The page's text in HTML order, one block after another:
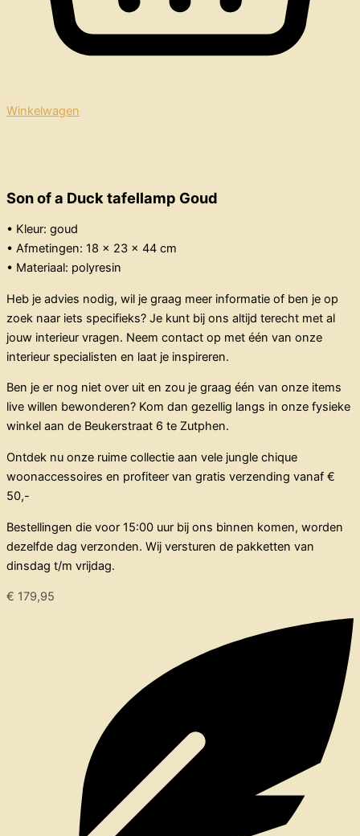
Winkelwagen
Son of a Duck tafellamp Goud
• Kleur: goud
• Afmetingen: 18 x 23 x 44 cm
• Materiaal: polyresin
Heb je advies nodig, wil je graag meer informatie of ben je op
zoek naar iets specifieks? Je kunt bij ons altijd terecht met al
jouw interieur vragen. Neem contact op met één van onze
interieur specialisten en laat je inspireren.
Ben je er nog niet over uit en zou je graag één van onze items
live willen bewonderen? Kom dan gezellig langs in onze fysieke
winkel aan de Beukerstraat 6 te Zutphen.
Ontdek nu onze ruime collectie aan vele jungle chique
woonaccessoires en profiteer van gratis verzending vanaf €
50,-
Bestellingen die voor 15:00 uur bij ons binnen komen, worden
dezelfde dag verzonden. Wij versturen de pakketten van
dinsdag t/m vrijdag.
€ 179,95